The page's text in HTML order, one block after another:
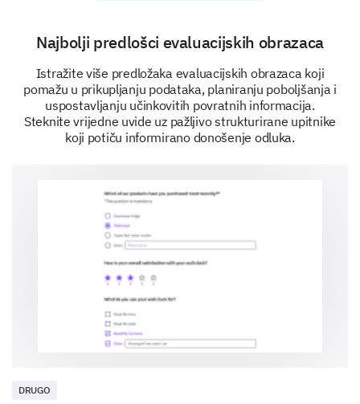
Najbolji predlošci evaluacijskih obrazaca
Istražite više predložaka evaluacijskih obrazaca koji
pomažu u prikupljanju podataka, planiranju poboljšanja i
uspostavljanju učinkovitih povratnih informacija.
Steknite vrijedne uvide uz pažljivo strukturirane upitnike
koji potiču informirano donošenje odluka.
DRUGO